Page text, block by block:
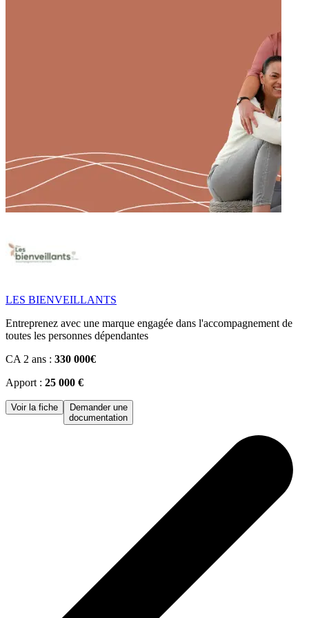
LES BIENVEILLANTS
Entreprenez avec une marque engagée dans l'accompagnement de
toutes les personnes dépendantes
CA 2 ans : 330 000€
Apport : 25 000 €
Voir la fiche
Demander une
documentation